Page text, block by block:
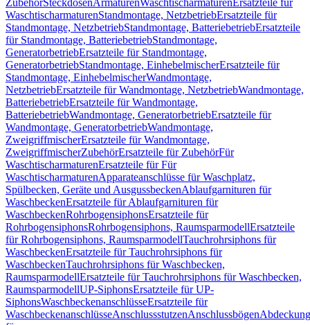
ZubehörSteckdosenArmaturenWaschtischarmaturen Ersatzteile für
WaschtischarmaturenStandmontage, NetzbetriebErsatzteile für
Standmontage, NetzbetriebStandmontage, BatteriebetriebErsatzteile
für Standmontage, BatteriebetriebStandmontage,
GeneratorbetriebErsatzteile für Standmontage,
GeneratorbetriebStandmontage, EinhebelmischerErsatzteile für
Standmontage, EinhebelmischerWandmontage,
NetzbetriebErsatzteile für Wandmontage, NetzbetriebWandmontage,
BatteriebetriebErsatzteile für Wandmontage,
BatteriebetriebWandmontage, GeneratorbetriebErsatzteile für
Wandmontage, GeneratorbetriebWandmontage,
ZweigriffmischerErsatzteile für Wandmontage,
ZweigriffmischerZubehörErsatzteile für ZubehörFür
WaschtischarmaturenErsatzteile für Für
WaschtischarmaturenApparateanschlüsse für Waschplatz,
Spülbecken, Geräte und AusgussbeckenAblaufgarnituren für
WaschbeckenErsatzteile für Ablaufgarnituren für
WaschbeckenRohrbogensiphonsErsatzteile für
RohrbogensiphonsRohrbogensiphons, RaumsparmodellErsatzteile
für Rohrbogensiphons, RaumsparmodellTauchrohrsiphons für
WaschbeckenErsatzteile für Tauchrohrsiphons für
WaschbeckenTauchrohrsiphons für Waschbecken,
RaumsparmodellErsatzteile für Tauchrohrsiphons für Waschbecken,
RaumsparmodellUP-SiphonsErsatzteile für UP-
SiphonsWaschbeckenanschlüsseErsatzteile für
WaschbeckenanschlüsseAnschlussstutzenAnschlussbögen